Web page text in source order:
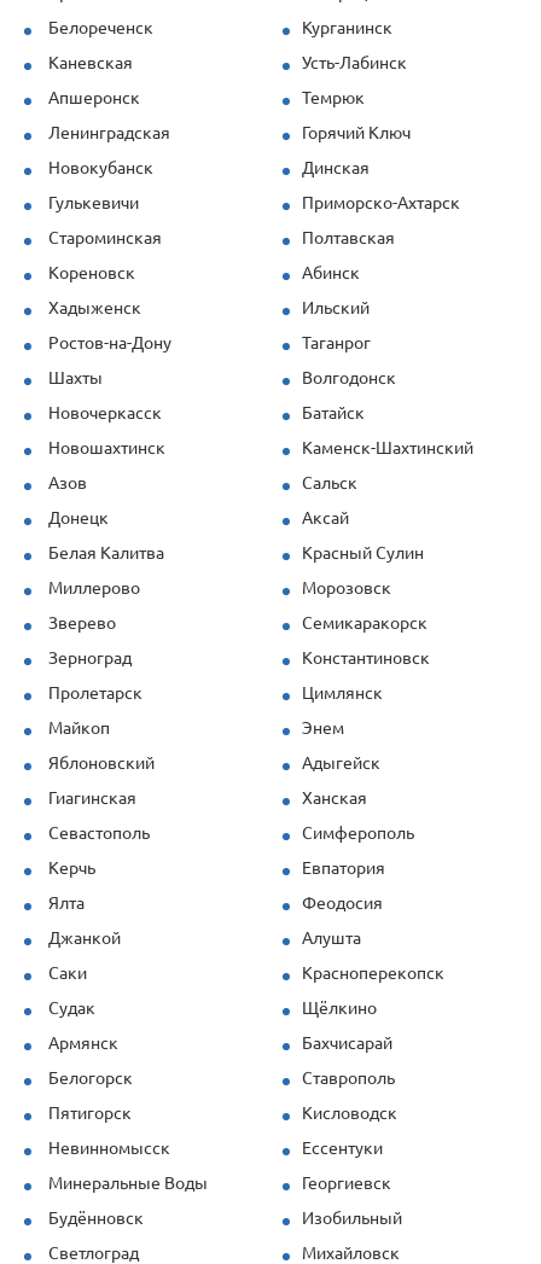
Белореченск
Курганинск
Каневская
Усть-Лабинск
Апшеронск
Темрюк
Ленинградская
Горячий Ключ
Новокубанск
Динская
Гулькевичи
Приморско-Ахтарск
Староминская
Полтавская
Кореновск
Абинск
Хадыженск
Ильский
Ростов-на-Дону
Таганрог
Шахты
Волгодонск
Новочеркасск
Батайск
Новошахтинск
Каменск-Шахтинский
Азов
Сальск
Донецк
Аксай
Белая Калитва
Красный Сулин
Миллерово
Морозовск
Зверево
Семикаракорск
Зерноград
Константиновск
Пролетарск
Цимлянск
Майкоп
Энем
Яблоновский
Адыгейск
Гиагинская
Ханская
Севастополь
Симферополь
Керчь
Евпатория
Ялта
Феодосия
Джанкой
Алушта
Саки
Красноперекопск
Судак
Щёлкино
Армянск
Бахчисарай
Белогорск
Ставрополь
Пятигорск
Кисловодск
Невинномысск
Ессентуки
Минеральные Воды
Георгиевск
Будённовск
Изобильный
Светлоград
Михайловск